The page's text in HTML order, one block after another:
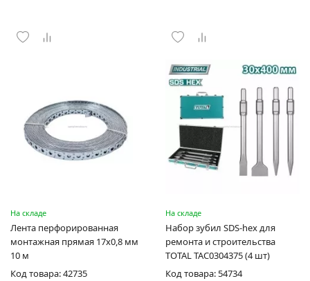
На складе
Лента перфорированная
монтажная прямая 17x0,8 мм
10 м
Код товара: 42735
На складе
Набор зубил SDS-hex для
ремонта и строительства
TOTAL TAC0304375 (4 шт)
Код товара: 54734